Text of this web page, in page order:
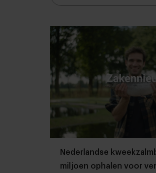
Nederlandse
miljoen ophalen voor